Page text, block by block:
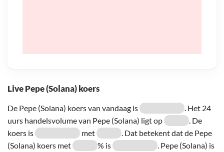
Live Pepe (Solana) koers
De Pepe (Solana) koers van vandaag is
. Het 24
uurs handelsvolume van Pepe (Solana) ligt op
. De
koers is
met
. Dat betekent dat de Pepe
(Solana) koers met
% is
. Pepe (Solana) is